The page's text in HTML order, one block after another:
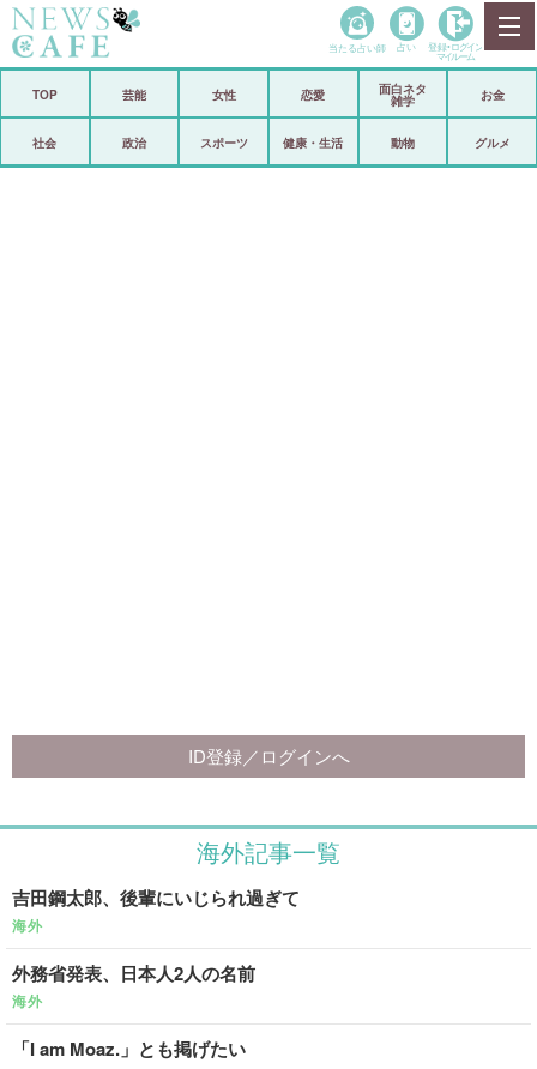
政治
当たる占い師 占い 登録• ログイン
マイルーム
TOP 芸能 女性 恋愛
面白ネタ
雑学
お金
社会 政治 スポーツ 健康・生活 動物 グルメ
海外記事一覧
吉田鋼太郎、後輩にいじられ過ぎて
海外
外務省発表、日本人2人の名前
海外
「I am Moaz.」とも掲げたい